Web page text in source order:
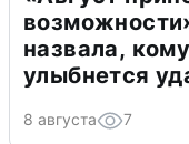
назвала,
улыбнется
8 августа 7